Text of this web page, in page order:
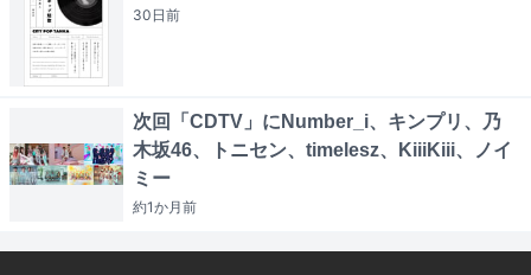
30日前
次回「CDTV」にNumber_i、キンプリ、乃
木坂46、トニセン、timelesz、KiiiKiii、ノイ
ミー
約1か月前